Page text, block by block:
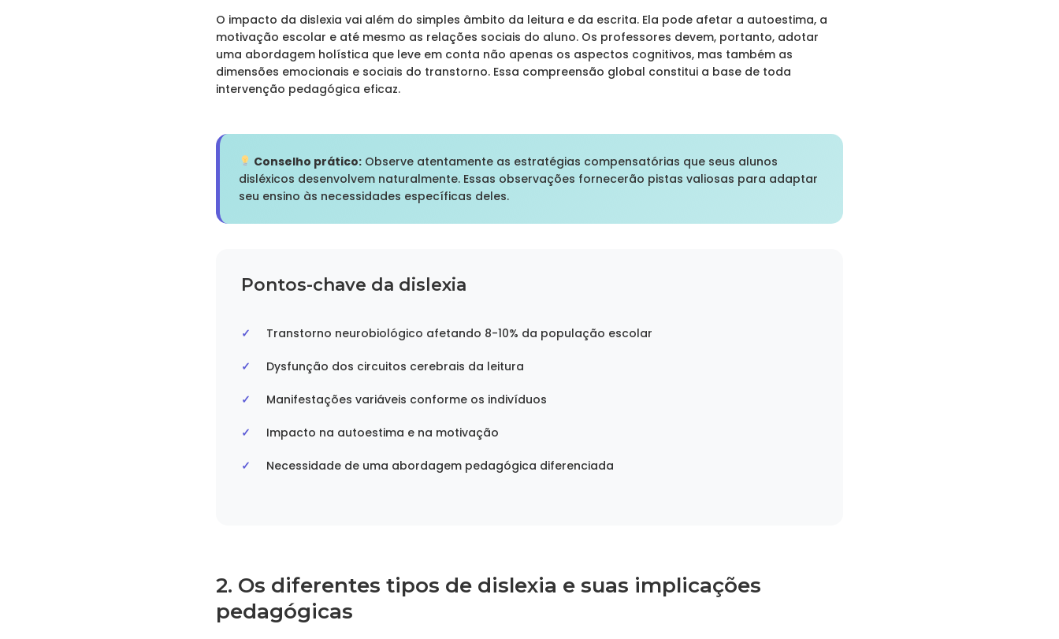
O impacto da dislexia vai além do simples âmbito da leitura e da escrita. Ela pode afetar a autoestima, a
motivação escolar e até mesmo as relações sociais do aluno. Os professores devem, portanto, adotar
uma abordagem holística que leve em conta não apenas os aspectos cognitivos, mas também as
dimensões emocionais e sociais do transtorno. Essa compreensão global constitui a base de toda
intervenção pedagógica eficaz.
Conselho prático:Observe atentamente as estratégias compensatórias que seus alunos
disléxicos desenvolvem naturalmente. Essas observações fornecerão pistas valiosas para adaptar
seu ensino às necessidades específicas deles.
Pontos-chave da dislexia
Transtorno neurobiológico afetando 8-10% da população escolar
Dysfunção dos circuitos cerebrais da leitura
Manifestações variáveis conforme os indivíduos
Impacto na autoestima e na motivação
Necessidade de uma abordagem pedagógica diferenciada
2. Os diferentes tipos de dislexia e suas implicações
pedagógicas